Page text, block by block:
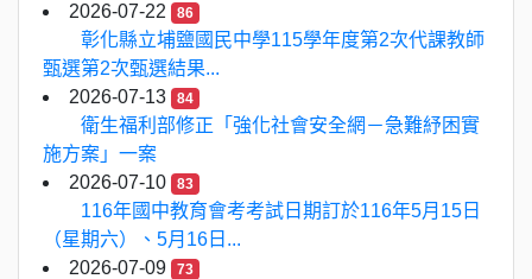
2026-07-22
86
彰化縣立埔鹽國民中學115學年度第2次代課教師
甄選第2次甄選結果...
2026-07-13
84
衛生福利部修正「強化社會安全網－急難紓困實
施方案」一案
2026-07-10
83
116年國中教育會考考試日期訂於116年5月15日
（星期六）、5月16日...
2026-07-09
73